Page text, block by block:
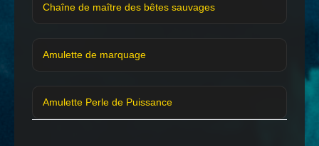
Chaîne de maître des bêtes sauvages
Amulette de marquage
Amulette Perle de Puissance